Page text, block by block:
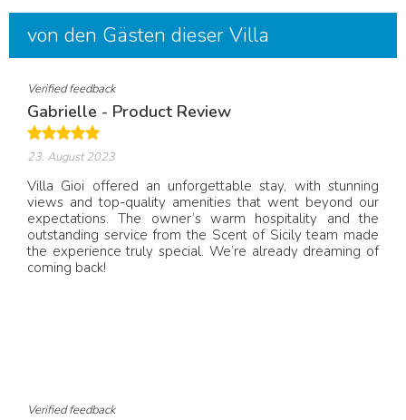
von den Gästen dieser Villa
Verified feedback
Gabrielle - Product Review
23. August 2023
Villa Gioi offered an unforgettable stay, with stunning
views and top-quality amenities that went beyond our
expectations. The owner’s warm hospitality and the
outstanding service from the Scent of Sicily team made
the experience truly special. We’re already dreaming of
coming back!
Verified feedback